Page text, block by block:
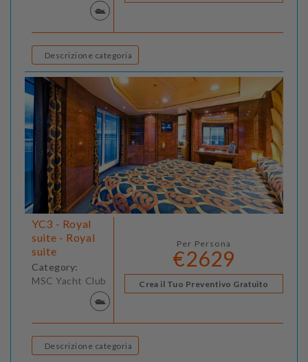
Descrizione categoria
YC3 - Royal
suite - Royal
suite
Category:
MSC Yacht Club
Per Persona
€2629
Crea il Tuo Preventivo Gratuito
Descrizione categoria